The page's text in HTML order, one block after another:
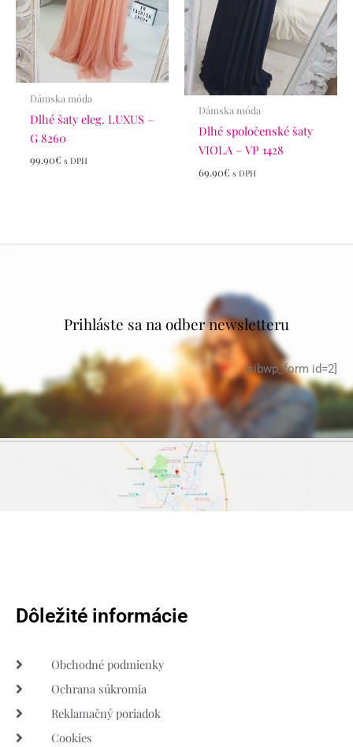
Dámska móda
Dlhé šaty eleg. LUXUS –
G 8260
99.90€ s DPH
Dámska móda
Dlhé spoločenské šaty
VIOLA – VP 1428
69.90€ s DPH
Prihláste sa na odber newsletteru
[sibwp_form id=2]
Dôležité informácie
Obchodné podmienky
Ochrana súkromia
Reklamačný poriadok
Cookies